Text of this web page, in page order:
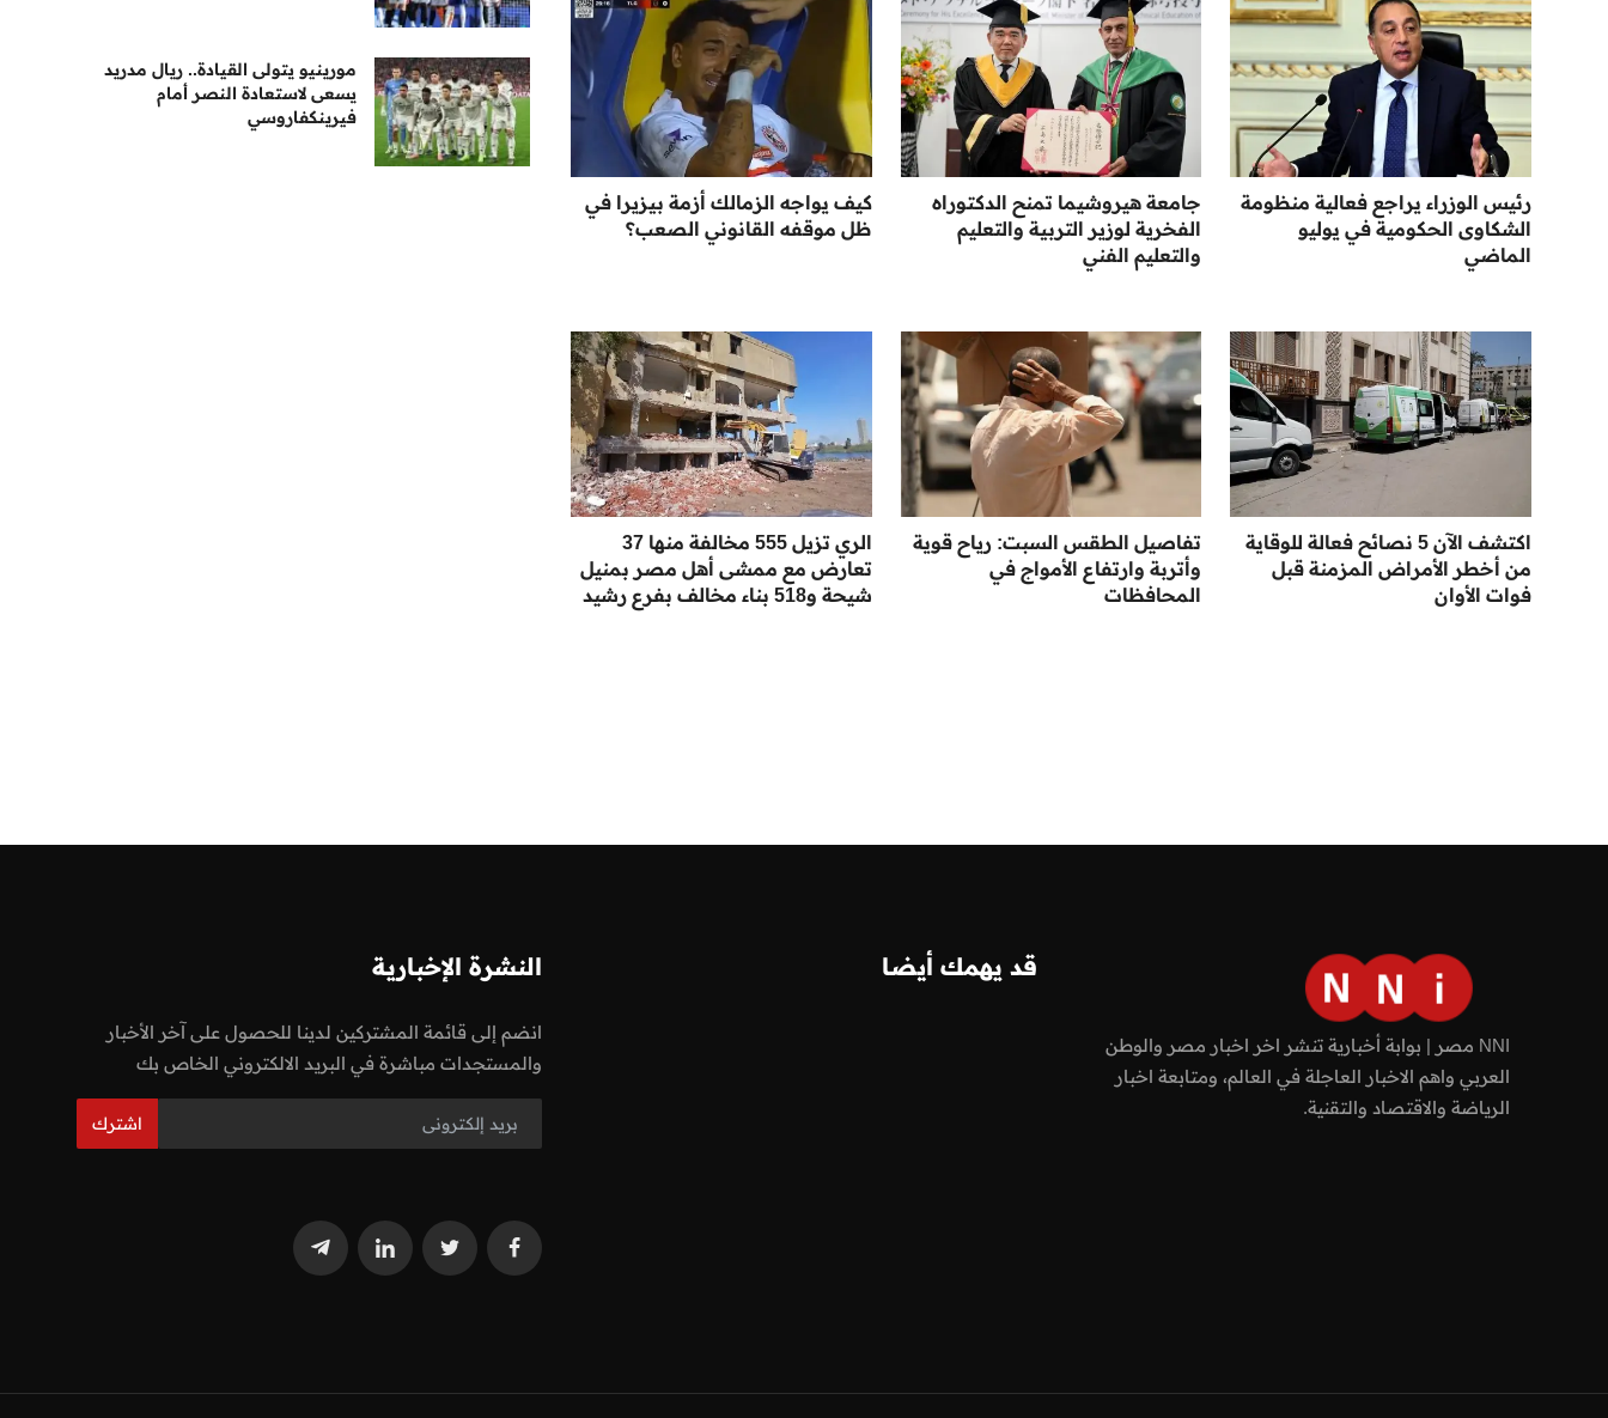
رئيس الوزراء يراجع فعالية منظومة
الشكاوى الحكومية في يوليو
الماضي
جامعة هيروشيما تمنح الدكتوراه
الفخرية لوزير التربية والتعليم
والتعليم الفني
كيف يواجه الزمالك أزمة بيزيرا في
ظل موقفه القانوني الصعب؟
اكتشف الآن 5 نصائح فعالة للوقاية
من أخطر الأمراض المزمنة قبل
فوات الأوان
تفاصيل الطقس السبت: رياح قوية
وأتربة وارتفاع الأمواج في
المحافظات
الري تزيل 555 مخالفة منها 37
تعارض مع ممشى أهل مصر بمنيل
شيحة و518 بناء مخالف بفرع رشيد
مورينيو يتولى القيادة.. ريال مدريد
يسعى لاستعادة النصر أمام
فيرينكفاروسي
NNI مصر | بوابة أخبارية تنشر اخر اخبار مصر والوطن
العربي واهم الاخبار العاجلة في العالم، ومتابعة اخبار
الرياضة والاقتصاد والتقنية.
قد يهمك أيضا النشرة الإخبارية
انضم إلى قائمة المشتركين لدينا للحصول على آخر الأخبار
والمستجدات مباشرة في البريد الالكتروني الخاص بك
اشترك